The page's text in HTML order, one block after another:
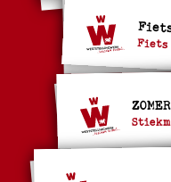
Fiets